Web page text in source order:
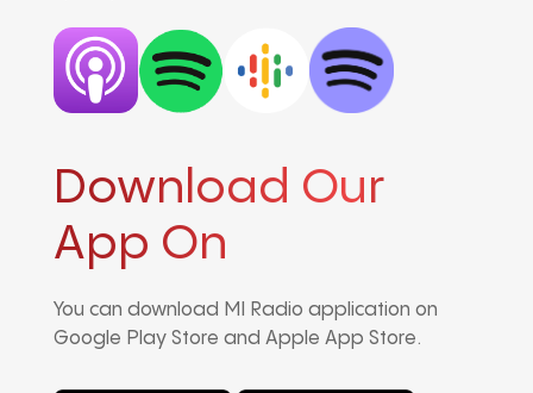
Download Our
App On
You can download MI Radio application on
Google Play Store and Apple App Store.